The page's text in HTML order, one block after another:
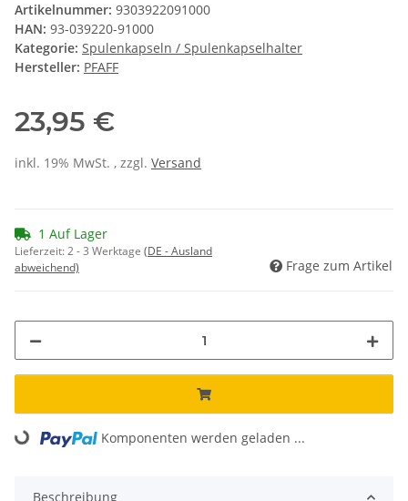
Artikelnummer: 9303922091000
HAN: 93-039220-91000
Kategorie: Spulenkapseln / Spulenkapselhalter
Hersteller: PFAFF
23,95 €
inkl. 19% MwSt. , zzgl. Versand
1 Auf Lager
Lieferzeit:2 - 3 Werktage (DE - Ausland
abweichend)
Frage zum Artikel
Loading... Komponenten werden geladen ...
Beschreibung